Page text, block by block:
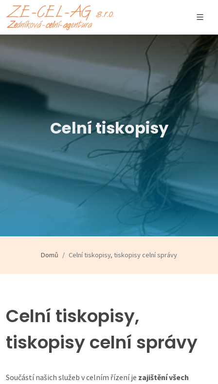
Celní tiskopisy
Domů Celní tiskopisy, tiskopisy celní správy
Celní tiskopisy,
tiskopisy celní správy
Součástí našich služeb v celním řízení je zajištění všech